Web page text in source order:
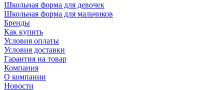
Школьная форма для девочек
Школьная форма для мальчиков
Бренды
Как купить
Условия оплаты
Условия доставки
Гарантия на товар
Компания
О компании
Новости